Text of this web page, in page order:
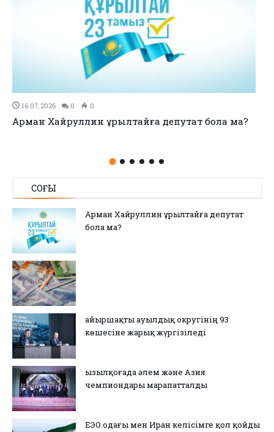
11.07.2026 0
no title
СОҢҒЫ
Арман Хайруллин Құрылтайға депутат
бола ма?
Қайыршақты ауылдық округінің 93
көшесіне жарық жүргізіледі
Қызылқоғада әлем және Азия
чемпиондары марапатталды
ЕЭО одағы мен Иран келісімге қол қойды